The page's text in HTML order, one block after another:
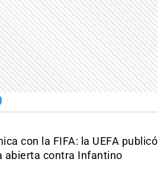
con la FIFA: la UEFA publicó
abierta contra Infantino